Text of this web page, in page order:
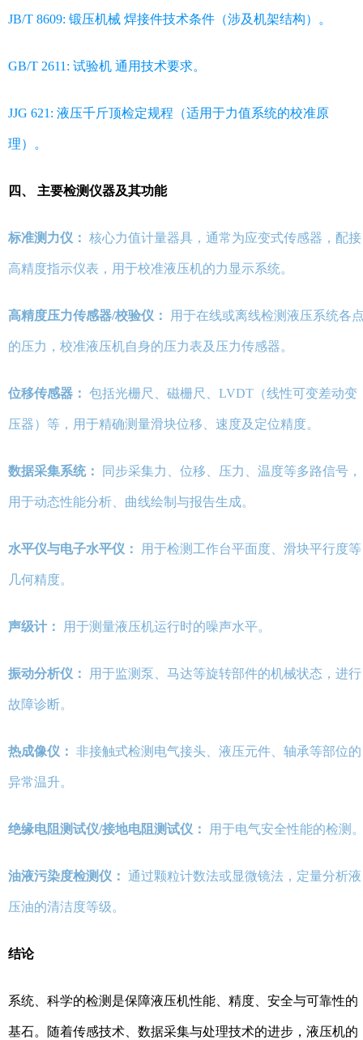
JB/T 8609: 锻压机械 焊接件技术条件（涉及机架结构）。
GB/T 2611: 试验机 通用技术要求。
JJG 621: 液压千斤顶检定规程（适用于力值系统的校准原
理）。
四、 主要检测仪器及其功能
标准测力仪： 核心力值计量器具，通常为应变式传感器，配接
高精度指示仪表，用于校准液压机的力显示系统。
高精度压力传感器/校验仪： 用于在线或离线检测液压系统各
的压力，校准液压机自身的压力表及压力传感器。
位移传感器： 包括光栅尺、磁栅尺、LVDT（线性可变差动变
压器）等，用于精确测量滑块位移、速度及定位精度。
数据采集系统： 同步采集力、位移、压力、温度等多路信号，
用于动态性能分析、曲线绘制与报告生成。
水平仪与电子水平仪： 用于检测工作台平面度、滑块平行度等
几何精度。
声级计： 用于测量液压机运行时的噪声水平。
振动分析仪： 用于监测泵、马达等旋转部件的机械状态，进行
故障诊断。
热成像仪： 非接触式检测电气接头、液压元件、轴承等部位的
异常温升。
绝缘电阻测试仪/接地电阻测试仪： 用于电气安全性能的检测
油液污染度检测仪： 通过颗粒计数法或显微镜法，定量分析液
压油的清洁度等级。
结论
系统、科学的检测是保障液压机性能、精度、安全与可靠性的
基石。随着传感技术、数据采集与处理技术的进步，液压机的